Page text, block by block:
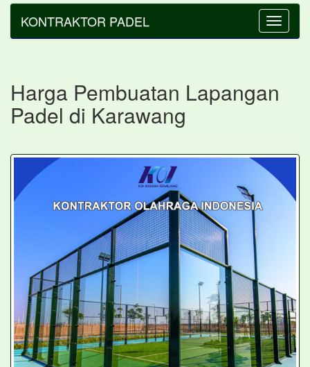
Toggle
KONTRAKTOR PADEL
Harga Pembuatan Lapangan
Padel di Karawang